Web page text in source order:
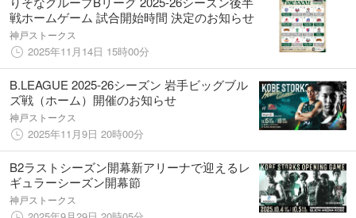
戦ホームゲーム 試合開始時間 決定のお知らせ
神戸ストークス
2025年11月14日 15時00分
B.LEAGUE 2025-26シーズン 岩手ビッグブル
ズ戦（ホーム）開催のお知らせ
神戸ストークス
2025年11月9日 20時00分
B2ラストシーズン開幕新アリーナで迎えるレ
ギュラーシーズン開幕節
神戸ストークス